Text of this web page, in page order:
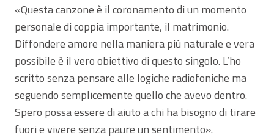
«Questa canzone è il coronamento di un momento
personale di coppia importante, il matrimonio.
Diffondere amore nella maniera più naturale e vera
possibile è il vero obiettivo di questo singolo. L’ho
scritto senza pensare alle logiche radiofoniche ma
seguendo semplicemente quello che avevo dentro.
Spero possa essere di aiuto a chi ha bisogno di tirare
fuori e vivere senza paure un sentimento».